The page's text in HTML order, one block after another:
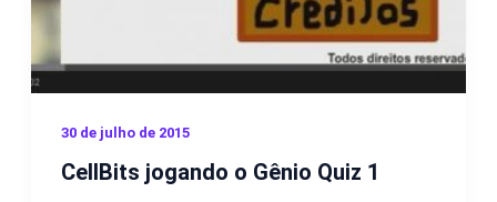
30 de julho de 2015
CellBits jogando o Gênio Quiz 1